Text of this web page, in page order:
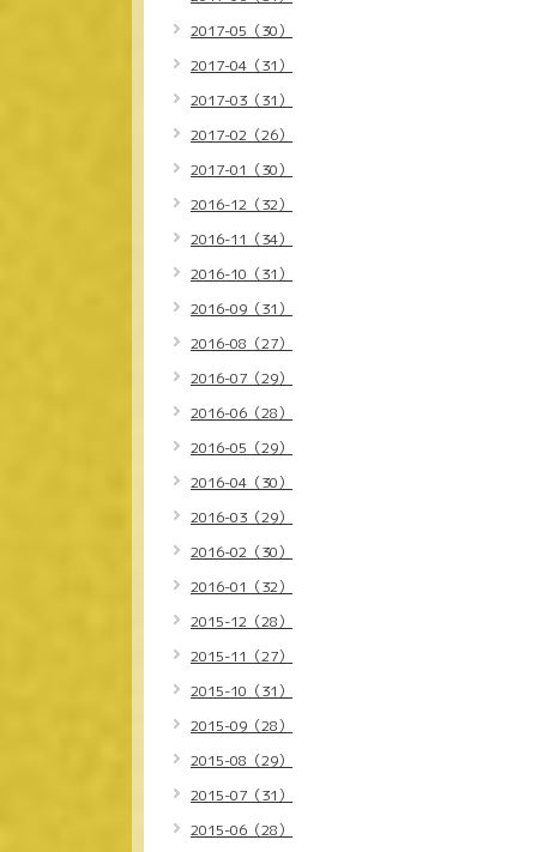
2017-05（30）
2017-04（31）
2017-03（31）
2017-02（26）
2017-01（30）
2016-12（32）
2016-11（34）
2016-10（31）
2016-09（31）
2016-08（27）
2016-07（29）
2016-06（28）
2016-05（29）
2016-04（30）
2016-03（29）
2016-02（30）
2016-01（32）
2015-12（28）
2015-11（27）
2015-10（31）
2015-09（28）
2015-08（29）
2015-07（31）
2015-06（28）